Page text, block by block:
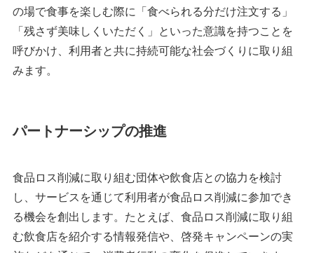
の場で食事を楽しむ際に「食べられる分だけ注文する」
「残さず美味しくいただく」といった意識を持つことを
呼びかけ、利用者と共に持続可能な社会づくりに取り組
みます。
パートナーシップの推進
食品ロス削減に取り組む団体や飲食店との協力を検討
し、サービスを通じて利用者が食品ロス削減に参加でき
る機会を創出します。たとえば、食品ロス削減に取り組
む飲食店を紹介する情報発信や、啓発キャンペーンの実